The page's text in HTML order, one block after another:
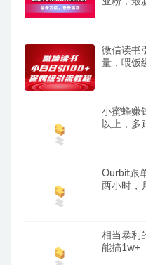
微信读书
量，喂饭
小蜜蜂赚
以上，多
Ourbit跟
两小时，
相当暴利
能搞1w+